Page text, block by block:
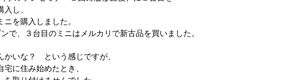
し、
を購入しました。
で、３台目のミニはメルカリで新古品を買いました。
かいな？ という感じですが、
に住み始めたとき、